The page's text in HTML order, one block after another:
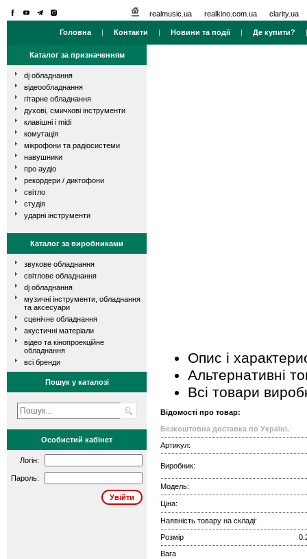
realmusic.ua realkino.com.ua clarity.ua
Головна | Контакти | Новини та події| Де купити?
Каталог за призначенням
dj обладнання
відеообладнання
гітарне обладнання
духові, смичкові інструменти
клавішні і midi
комутація
мікрофони та радіосистеми
навушники
про аудіо
рекордери / диктофони
світло
студія
ударні інструменти
Каталог за виробниками
звукове обладнання
світлове обладнання
dj обладнання
музичні інструменти, обладнання
та аксесуари
сценічне обладнання
акустичні матеріали
відео та кінопроекційне
обладнання
всі бренди
Пошук у каталозі
Особистий кабінет
Логін:
Пароль:
Опис і
Альтернативні
Всі товари
Відомості про товар:
Безкоштовна доставка по Україні.
Артикул:
Виробник:
Модель:
Ціна:
Наявність товару на складі:
Розмір
Вага